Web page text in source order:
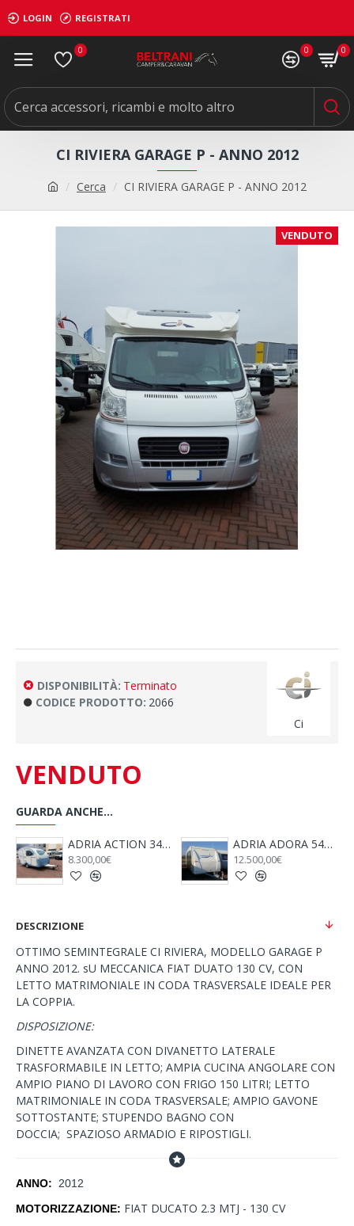
LOGIN REGISTRATI
0 0 0
Cerca CI RIVIERA GARAGE P - ANNO 2012
CI RIVIERA GARAGE P - ANNO 2012
VENDUTO
DISPONIBILITÀ: Terminato
CODICE PRODOTTO: 2066
Ci
VENDUTO
GUARDA ANCHE...
ADRIA ADORA 542 TK - ANNO 2009 ACE 330 DD - ANNO 2009
7.500,00€ 26.600,00€
DESCRIZIONE
OTTIMO SEMINTEGRALE CI RIVIERA, MODELLO GARAGE P
ANNO 2012. sU MECCANICA FIAT DUATO 130 CV, CON
LETTO MATRIMONIALE IN CODA TRASVERSALE IDEALE PER
LA COPPIA.
DISPOSIZIONE:
DINETTE AVANZATA CON DIVANETTO LATERALE
TRASFORMABILE IN LETTO; AMPIA CUCINA ANGOLARE CON
AMPIO PIANO DI LAVORO CON FRIGO 150 LITRI; LETTO
MATRIMONIALE IN CODA TRASVERSALE; AMPIO GAVONE
SOTTOSTANTE; STUPENDO BAGNO CON
DOCCIA; SPAZIOSO ARMADIO E RIPOSTIGLI.
ANNO: 2012
MOTORIZZAZIONE: FIAT DUCATO 2.3 MTJ - 130 CV